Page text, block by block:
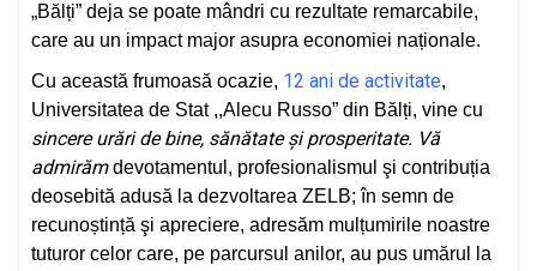
„Bălți” deja se poate mândri cu rezultate remarcabile,
care au un impact major asupra economiei naționale.
Cu această frumoasă ocazie, 12 ani de activitate,
Universitatea de Stat ,,Alecu Russo” din Bălți, vine cu
sincere urări de bine, sănătate și prosperitate. Vă
admirămdevotamentul, profesionalismul şi contribuția
deosebită adusă la dezvoltarea ZELB; în semn de
recunoștință şi apreciere, adresăm mulțumirile noastre
tuturor celor care, pe parcursul anilor, au pus umărul la